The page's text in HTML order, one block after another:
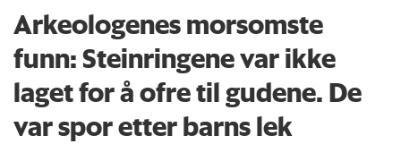
Arkeologenes morsomste
funn: Steinringene var ikke
laget for å ofre til gudene. De
var spor etter barns lek